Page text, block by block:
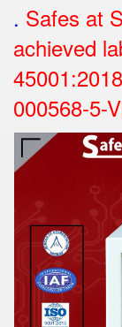
. Safes at
achieved
000568-5-